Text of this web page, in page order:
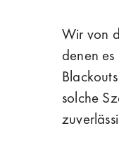
Wir von
denen
solche